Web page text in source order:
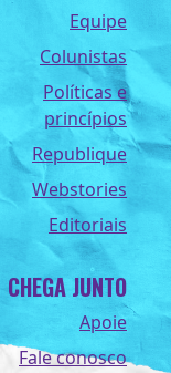
Equipe
Colunistas
Políticas e
princípios
Republique
Webstories
Editoriais
CHEGA JUNTO
Apoie
Fale conosco